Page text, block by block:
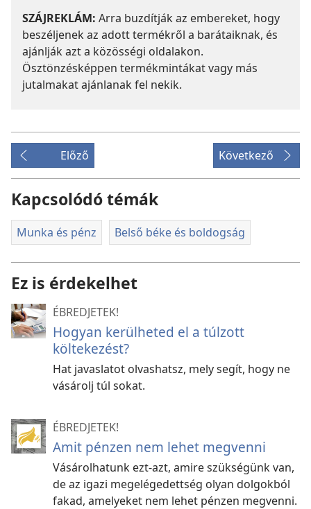
SZÁJREKLÁM: Arra buzdítják az embereket, hogy
beszéljenek az adott termékről a barátaiknak, és
ajánlják azt a közösségi oldalakon.
Ösztönzésképpen termékmintákat vagy más
jutalmakat ajánlanak fel nekik.
Előző Következő
Kapcsolódó témák
Munka és pénz Belső béke és boldogság
Ez is érdekelhet
ÉBREDJETEK!
Hogyan kerülheted el a túlzott
költekezést?
Hat javaslatot olvashatsz, mely segít, hogy ne
vásárolj túl sokat.
ÉBREDJETEK!
Amit pénzen nem lehet megvenni
Vásárolhatunk ezt-azt, amire szükségünk van,
de az igazi megelégedettség olyan dolgokból
fakad, amelyeket nem lehet pénzen megvenni.